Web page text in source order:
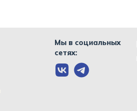
Мы в социальных
сетях: